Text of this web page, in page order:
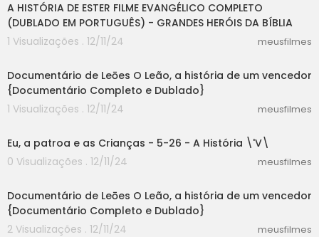
A HISTÓRIA DE ESTER FILME EVANGÉLICO COMPLETO
(DUBLADO EM PORTUGUÊS) - GRANDES HERÓIS DA BÍBLIA
1 Visualizações . 12/11/24
meusfilmes
Documentário de Leōes O Leão, a história de um vencedor
{Documentário Completo e Dublado}
1 Visualizações . 12/11/24
meusfilmes
Eu, a patroa e as Crianças - 5-26 - A História \'V\
0 Visualizações . 12/11/24
meusfilmes
Documentário de Leōes O Leão, a história de um vencedor
{Documentário Completo e Dublado}
2 Visualizações . 12/11/24
meusfilmes